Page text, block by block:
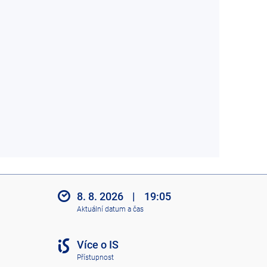
8. 8. 2026 | 19:05
Aktuální datum a čas
Více o IS
Přístupnost